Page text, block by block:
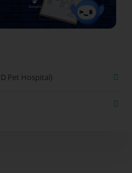
Pet Hospital)